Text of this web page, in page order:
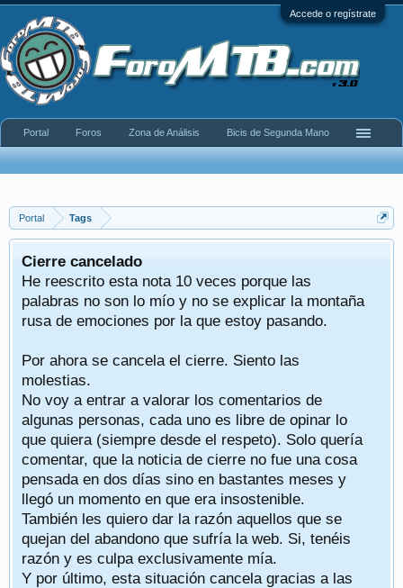
Accede o regístrate
Portal Tags
Cierre cancelado
He reescrito esta nota 10 veces porque las
palabras no son lo mío y no se explicar la montaña
rusa de emociones por la que estoy pasando.
Por ahora se cancela el cierre. Siento las
molestias.
No voy a entrar a valorar los comentarios de
algunas personas, cada uno es libre de opinar lo
que quiera (siempre desde el respeto). Solo quería
comentar, que la noticia de cierre no fue una cosa
pensada en dos días sino en bastantes meses y
llegó un momento en que era insostenible.
También les quiero dar la razón aquellos que se
quejan del abandono que sufría la web. Si, tenéis
razón y es culpa exclusivamente mía.
Y por último, esta situación cancela gracias a las
Portal Foros Zona de Análisis Bicis de Segunda Mano